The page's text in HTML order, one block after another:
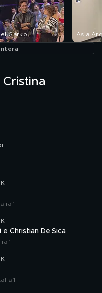
Garko Asia
1
e Christian De Sica
1
1